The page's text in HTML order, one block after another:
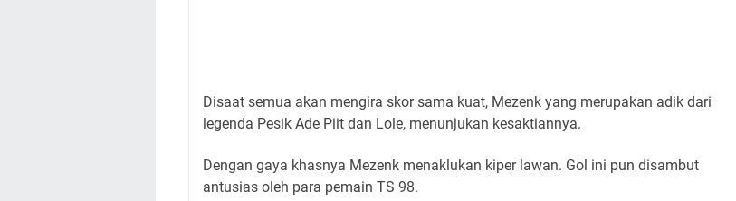
Disaat semua akan mengira skor sama kuat, Mezenk yang merupakan adik dari
legenda Pesik Ade Piit dan Lole, menunjukan kesaktiannya.
Dengan gaya khasnya Mezenk menaklukan kiper lawan. Gol ini pun disambut
antusias oleh para pemain TS 98.